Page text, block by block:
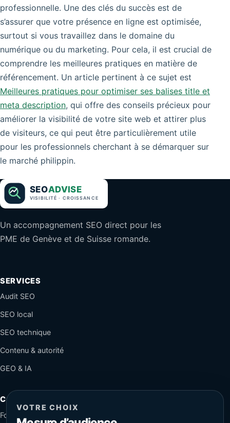
professionnelle. Une des clés du succès est de
s’assurer que votre présence en ligne est optimisée,
surtout si vous travaillez dans le domaine du
numérique ou du marketing. Pour cela, il est crucial de
comprendre les meilleures pratiques en matière de
référencement. Un article pertinent à ce sujet est
Meilleures pratiques pour optimiser ses balises title et
meta description, qui offre des conseils précieux pour
améliorer la visibilité de votre site web et attirer plus
de visiteurs, ce qui peut être particulièrement utile
pour les professionnels cherchant à se démarquer sur
le marché philippin.
Un accompagnement SEO direct pour les
PME de Genève et de Suisse romande.
SERVICES
Audit SEO
SEO local
SEO technique
Contenu & autorité
GEO & IA
CONTACT
Formulaire sécurisé
VOTRE CHOIX